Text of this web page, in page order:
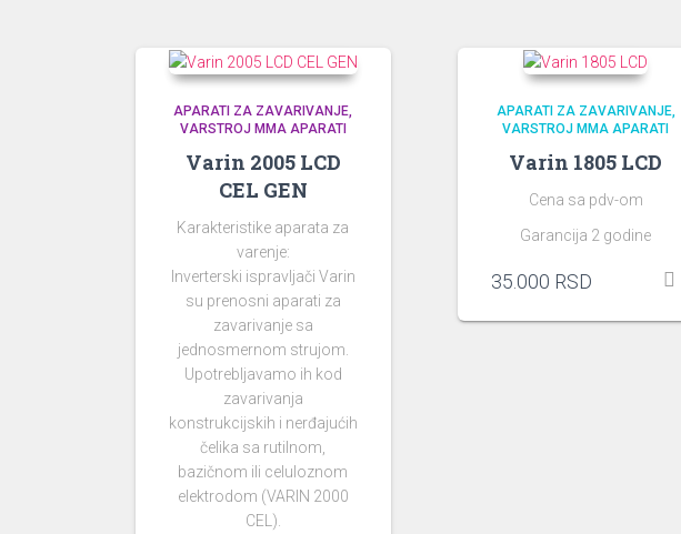
APARATI ZA ZAVARIVANJE
VARSTROJ MMA APARATI
Varin 2005 LCD
CEL GEN
Karakteristike aparata za
varenje:
Inverterski ispravljači Varin
su prenosni aparati za
zavarivanje sa
jednosmernom strujom.
Upotrebljavamo ih kod
zavarivanja
konstrukcijskih i nerđajućih
čelika sa rutilnom,
bazičnom ili celuloznom
elektrodom (VARIN 2000
CEL).
APARATI ZA ZAVARIVANJE
VARSTROJ MMA APARATI
Varin 1805 LCD
Cena sa pdv-om
Garancija 2 godine
35.000 RSD